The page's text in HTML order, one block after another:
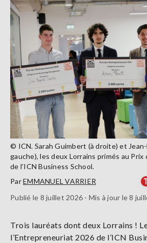
© ICN. Sarah Guimbert (à droite) et
gauche), les deux Lorrains primés au Prix
de l’ICN Business School.
ParEMMANUEL VARRIER
Publié le 8 juillet 2026 - Mis à jour le 8
Trois lauréats dont deux Lorrains !
l’Entrepreneuriat 2026 de l’ICN